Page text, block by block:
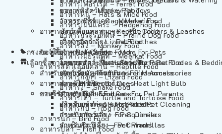
อาหารเฟอร์เร็ต – Ferret Food
อาหารหนู – Rats & Mice Food
อาหารเม่นแคระ – Hedgehog Food
อาหารกระรอกดิน – Prairie Dog Food
อาหารลิง – Monkey Food
อาหารเมียร์แคท – Meerkat Food
อาหารสัตว์เลี้อยคลาน – Reptile Food
อาหารกิ้งก่า – Lizard Food
อาหารงู – Snake Food
อาหารเต่า – Turtle and Tortoise Food
อาหารกบ – Frog Food
อาหารนก – Bird Food
อาหารปลา – Fish Food
อาหารลิง – Monkey Food
อาหารเมียร์แคท – Meerkat Food
อาหารสัตว์เลี้อยคลาน – Reptile Food
อาหารกิ้งก่า – Lizard Food
อาหารงู – Snake Food
อาหารเต่า – Turtle and Tortoise Food
อาหารกบ – Frog Food
อาหารนก – Bird Food
อาหารปลา – Fish Food
อาหารปลา – All Fish Food
ของเล่นสัตว์เลี้ยง – Pet Toys
วัสดุรองกรง – Cage Materials
ปลอกคอและสายจูง – Pet Collars & Leashes
เสื้อผ้าสัตว์เลี้ยง – Pet Clothes
ของใช้สำหรับสัตว์เลี้ยง – More For Pets
โดมนอนและที่นอนสัตว์เลี้ยง – Pet Crates &
ของประดับสำหรับนก – Bird Accessories
หลอดไฟให้ความร้อน – Heat Light Bulb
ของใช้สำหรับผู้เลี้ยง – Items For Pet Parents
ผลิตภัณฑ์ทำความสะอาด – Pet Cleaning
กระเป๋าสัตว์เลี้ยง – Pet Carriers
รถเข็นสัตว์เลี้ยง – Pet Prams
กรงสัตว์เลี้ยง – Pet Cages
เลือกซื้อตามหมวดสัตว์เลี้ยง – Shop By Pet
สำหรับสัตว์เลี้ยงลูกด้วยนม – For Mammals
สำหรับสุนัข – For Dogs
สำหรับแมว – For Cats
สำหรับกระต่าย – For Rabbits
สำหรับกระรอก – For Squirrels
สำหรับชินชิล่า – For Chinchillas